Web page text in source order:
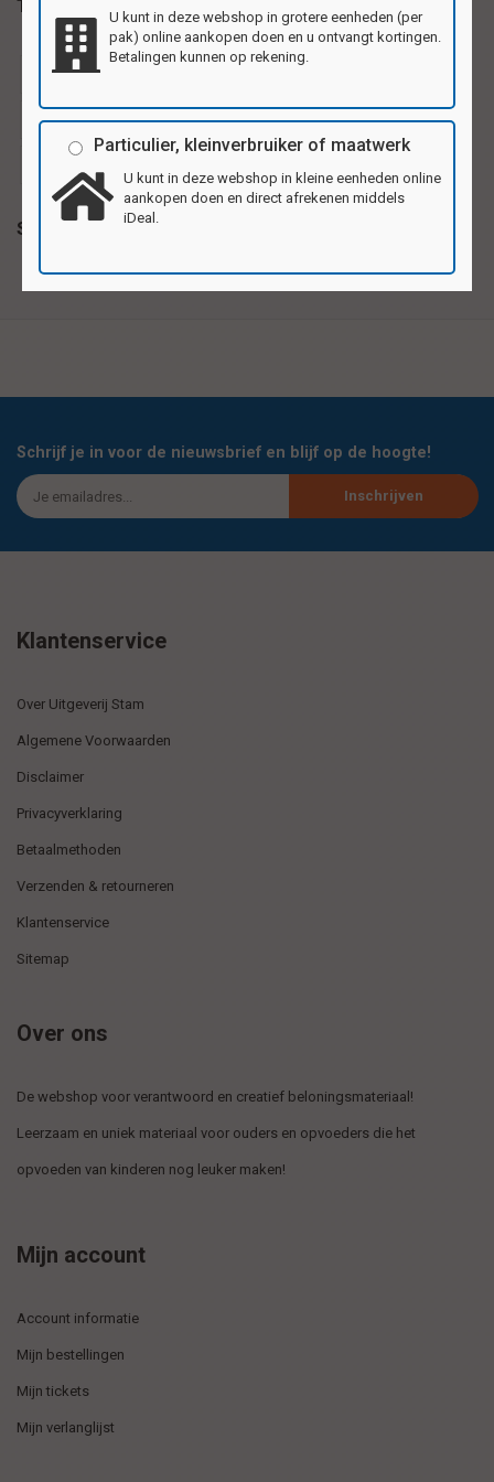
Tags
knutselwerkjes lente
knutselwerkjes peuters knutselwerkjes winter
Specificaties
Schrijf je in voor de nieuwsbrief en blijf op de hoogte!
Inschrijven
Klantenservice
Over Uitgeverij Stam
Algemene Voorwaarden
Disclaimer
Privacyverklaring
Betaalmethoden
Verzenden & retourneren
Klantenservice
Sitemap
Over ons
De webshop voor verantwoord en creatief beloningsmateriaal!
Leerzaam en uniek materiaal voor ouders en opvoeders die het
opvoeden van kinderen nog leuker maken!
Mijn account
Account informatie
Mijn bestellingen
Mijn tickets
Mijn verlanglijst
U kunt in deze webshop in grotere eenheden (per
pak) online aankopen doen en u ontvangt kortingen.
Betalingen kunnen op rekening.
Particulier, kleinverbruiker of maatwerk
U kunt in deze webshop in kleine eenheden online
aankopen doen en direct afrekenen middels
iDeal.